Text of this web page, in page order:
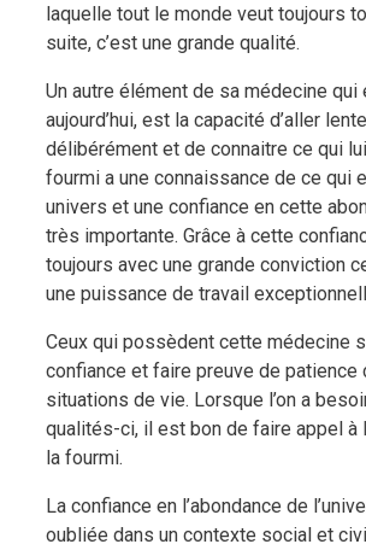
laquelle tout le monde veut toujours
suite, c’est une grande qualité.
Un autre élément de sa médecine
aujourd’hui, est la capacité d’aller
délibérément et de connaitre ce qui
fourmi a une connaissance de ce qui
univers et une confiance en cette
très importante. Grâce à cette
toujours avec une grande conviction
une puissance de travail
Ceux qui possèdent cette médecine
confiance et faire preuve de patience
situations de vie. Lorsque l’on a
qualités-ci, il est bon de faire appel à
la fourmi.
La confiance en l’abondance de
oubliée dans un contexte social et